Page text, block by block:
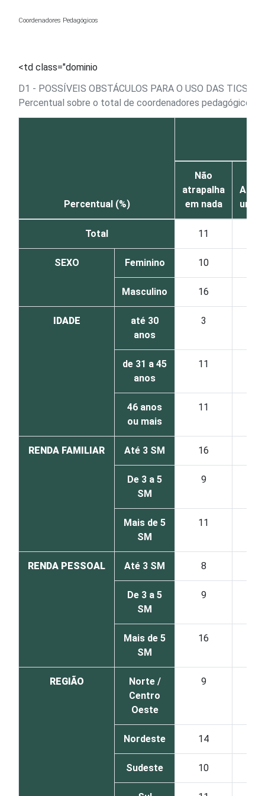
Coordenadores Pedagógicos
<td class="dominio
D1 - POSSÍVEIS OBSTÁCULOS PARA O USO DAS TICS
Percentual sobre o total de coordenadores pedagógicos
Percentual (%)
Não
atrapalha
em nada
um
Total 11
SEXO Feminino 10
Masculino 16
IDADE
até 30
anos
3
de 31 a 45
anos
11
46 anos
ou mais
11
RENDA FAMILIAR Até 3 SM 16
De 3 a 5
SM
9
Mais de 5
SM
11
RENDA PESSOAL Até 3 SM 8
De 3 a 5
SM
9
Mais de 5
SM
16
REGIÃO
Norte /
Centro
Oeste
9
Nordeste 14
Sudeste 10